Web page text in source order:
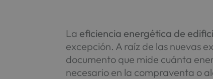
La eficiencia energética de
excepción. A raíz de las nuevas
documento que mide cuánta
necesario en la compraventa o